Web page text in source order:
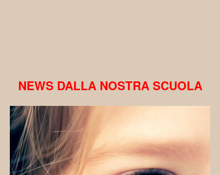
NEWS DALLA NOSTRA SCUOLA